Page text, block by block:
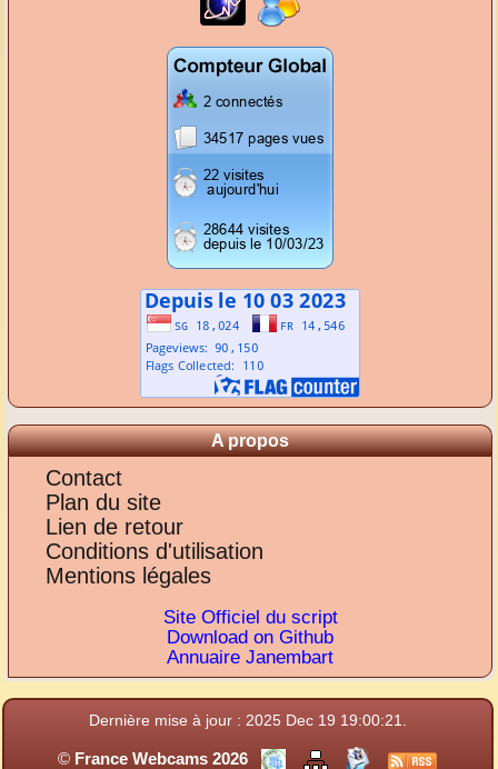
A propos
Contact
Plan du site
Lien de retour
Conditions d'utilisation
Mentions légales
Site Officiel du script
Download on Github
Annuaire Janembart
Dernière mise à jour : 2025 Dec 19 19:00:21.
© France Webcams 2026